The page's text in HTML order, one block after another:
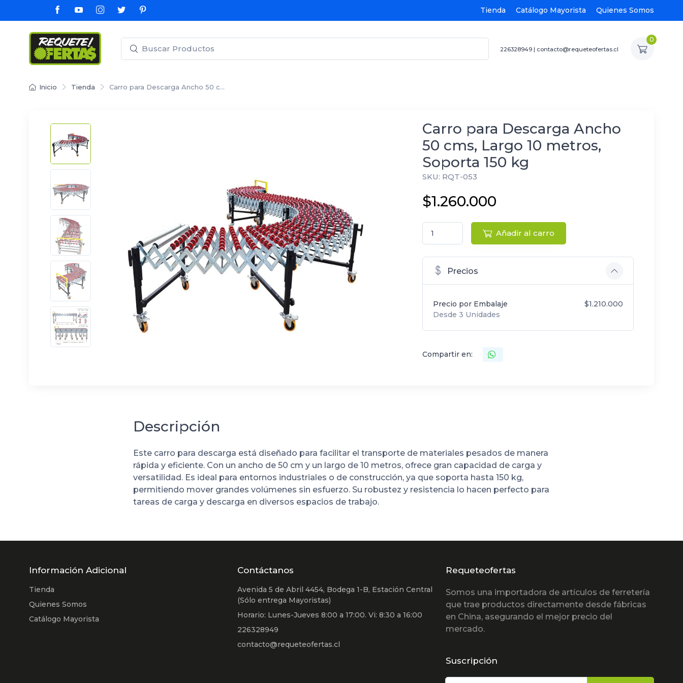
Tienda Catálogo Mayorista Quienes Somos
226328949 | contacto@requeteofertas.cl
0
Inicio Tienda Carro para Descarga Ancho 50 c…
Carro para Descarga Ancho
50 cms, Largo 10 metros,
Soporta 150 kg
SKU: RQT-053
$1.260.000
Añadir al carro
Precios
Precio por Embalaje
Desde 3 Unidades
$1.210.000
Compartir en:
Descripción
Este carro para descarga está diseñado para facilitar el transporte de materiales pesados de manera
rápida y eficiente. Con un ancho de 50 cm y un largo de 10 metros, ofrece gran capacidad de carga y
versatilidad. Es ideal para entornos industriales o de construcción, ya que soporta hasta 150 kg,
permitiendo mover grandes volúmenes sin esfuerzo. Su robustez y resistencia lo hacen perfecto para
tareas de carga y descarga en diversos espacios de trabajo.
Información Adicional
Tienda
Quienes Somos
Catálogo Mayorista
Contáctanos
Avenida 5 de Abril 4454, Bodega 1-B, Estación Central
(Sólo entrega Mayoristas)
Horario: Lunes-Jueves 8:00 a 17:00. Vi: 8:30 a 16:00
226328949
contacto@requeteofertas.cl
Requeteofertas
Somos una importadora de artículos de ferretería
que trae productos directamente desde fábricas
en China, asegurando el mejor precio del
mercado.
Suscripción